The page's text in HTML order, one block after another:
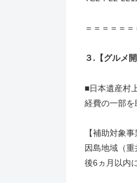
＝＝＝＝＝
３.【グルメ
■日本遺産村
経費の一部を
【補助対象事
因島地域（
後6ヵ月以内